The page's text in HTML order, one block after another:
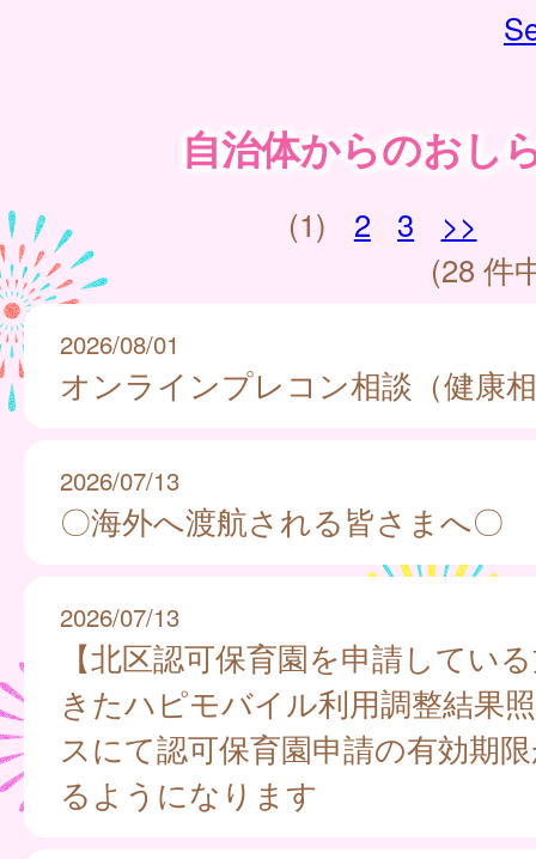
自治体からのおし
(1) 2 3
>>
(28 件
2026/08/01
オンラインプレコン相談（健康
2026/07/13
〇海外へ渡航される皆さまへ〇
2026/07/13
【北区認可保育園を申請してい
きたハピモバイル利用調整結果
スにて認可保育園申請の有効期
るようになります